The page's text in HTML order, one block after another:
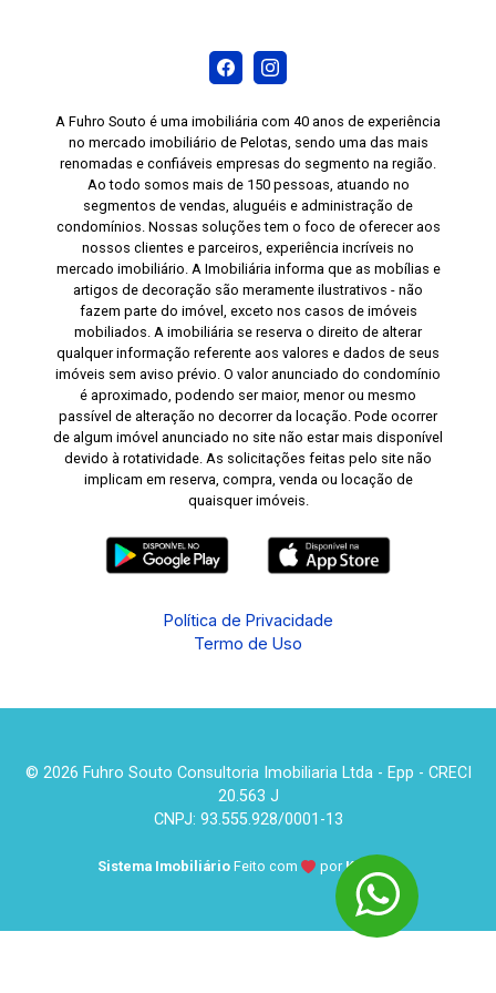
A Fuhro Souto é uma imobiliária com 40 anos de experiência
no mercado imobiliário de Pelotas, sendo uma das mais
renomadas e confiáveis empresas do segmento na região.
Ao todo somos mais de 150 pessoas, atuando no
segmentos de vendas, aluguéis e administração de
condomínios. Nossas soluções tem o foco de oferecer aos
nossos clientes e parceiros, experiência incríveis no
mercado imobiliário. A Imobiliária informa que as mobílias e
artigos de decoração são meramente ilustrativos - não
fazem parte do imóvel, exceto nos casos de imóveis
mobiliados. A imobiliária se reserva o direito de alterar
qualquer informação referente aos valores e dados de seus
imóveis sem aviso prévio. O valor anunciado do condomínio
é aproximado, podendo ser maior, menor ou mesmo
passível de alteração no decorrer da locação. Pode ocorrer
de algum imóvel anunciado no site não estar mais disponível
devido à rotatividade. As solicitações feitas pelo site não
implicam em reserva, compra, venda ou locação de
quaisquer imóveis.
Política de Privacidade
Termo de Uso
© 2026 Fuhro Souto Consultoria Imobiliaria Ltda - Epp - CRECI
20.563 J
CNPJ: 93.555.928/0001-13
Sistema Imobiliário Feito com porKUROLE